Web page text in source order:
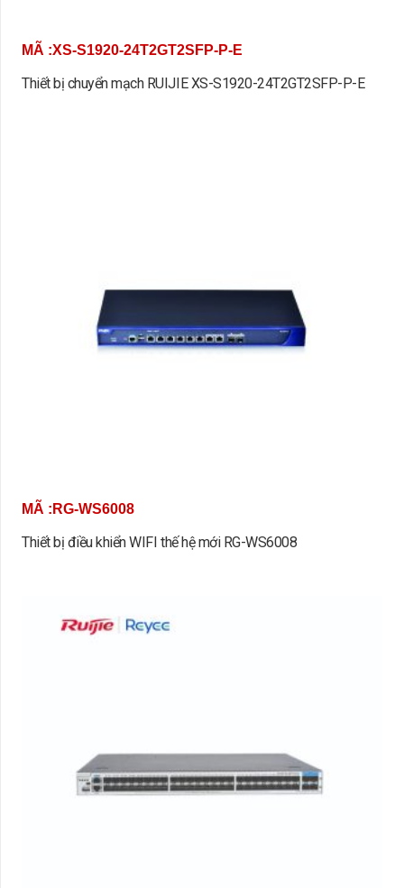
MÃ :XS-S1920-24T2GT2SFP-P-E
Thiết bị chuyển mạch RUIJIE XS-S1920-24T2GT2SFP-P-E
MÃ :RG-WS6008
Thiết bị điều khiển WIFI thế hệ mới RG-WS6008